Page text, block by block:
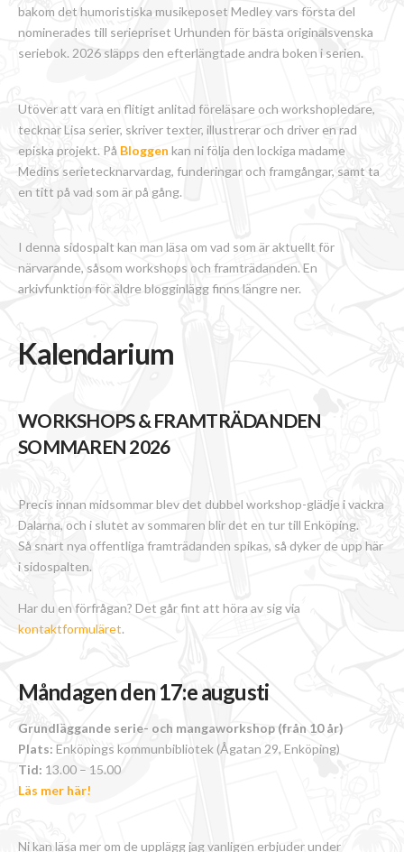
bakom det humoristiska musikeposet Medley vars första del
nominerades till seriepriset Urhunden för bästa originalsvenska
seriebok. 2026 släpps den efterlängtade andra boken i serien.
Utöver att vara en flitigt anlitad föreläsare och workshopledare,
tecknar Lisa serier, skriver texter, illustrerar och driver en rad
episka projekt. På Bloggen kan ni följa den lockiga madame
Medins serietecknarvardag, funderingar och framgångar, samt ta
en titt på vad som är på gång.
I denna sidospalt kan man läsa om vad som är aktuellt för
närvarande, såsom workshops och framträdanden. En
arkivfunktion för äldre blogginlägg finns längre ner.
Kalendarium
WORKSHOPS & FRAMTRÄDANDEN
SOMMAREN 2026
Precis innan midsommar blev det dubbel workshop-glädje i vackra
Dalarna, och i slutet av sommaren blir det en tur till Enköping.
Så snart nya offentliga framträdanden spikas, så dyker de upp här
i sidospalten.
Har du en förfrågan? Det går fint att höra av sig via
kontaktformuläret.
Måndagen den 17:e augusti
Grundläggande serie- och mangaworkshop (från 10 år)
Plats: Enköpings kommunbibliotek (Ågatan 29, Enköping)
Tid: 13.00 – 15.00
Läs mer här!
Ni kan läsa mer om de upplägg jag vanligen erbjuder under